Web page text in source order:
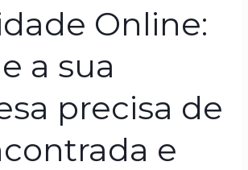
Online:
a sua
precisa de
e